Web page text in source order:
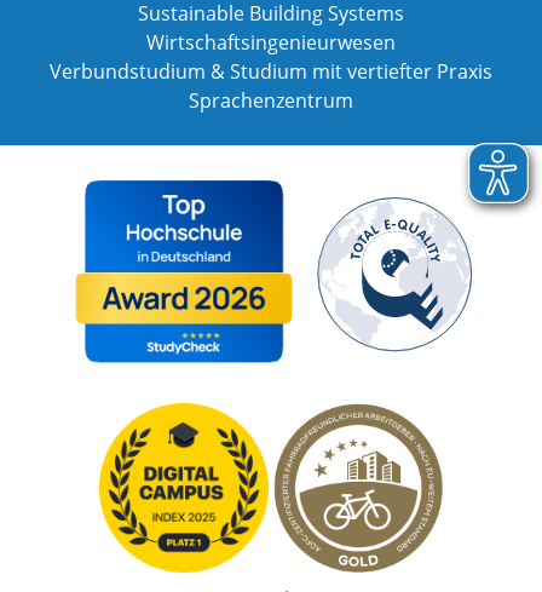
Sustainable Building Systems
Wirtschaftsingenieurwesen
Verbundstudium & Studium mit vertiefter Praxis
Sprachenzentrum